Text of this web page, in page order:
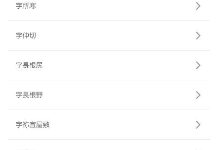
字所寒
字仲切
字長根尻
字長根野
字祢宜屋敷